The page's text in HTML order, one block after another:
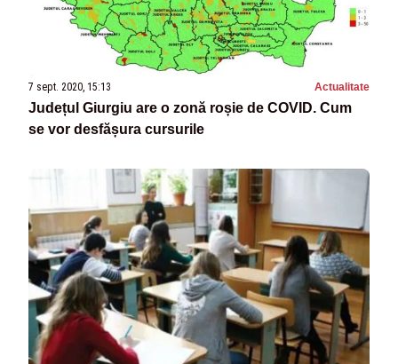
7 sept. 2020, 15:13 Actualitate
Județul Giurgiu are o zonă roșie de COVID. Cum
se vor desfășura cursurile